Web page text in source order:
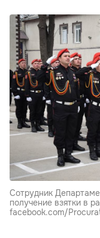
Сотрудник
получение взятки в
facebook.com/